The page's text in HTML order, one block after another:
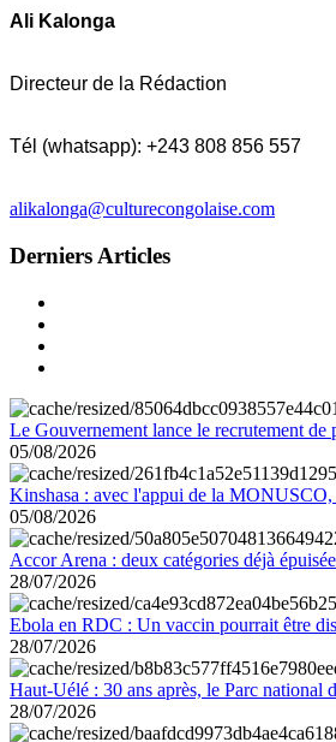
Ali Kalonga
Directeur de la Rédaction
Tél (whatsapp): +243 808 856 557
alikalonga@culturecongolaise.com
Derniers Articles
Le Gouvernement lance le recrutement de
05/08/2026
Kinshasa : avec l'appui de la
05/08/2026
Accor Arena : deux catégories déjà
28/07/2026
Ebola en RDC : Un vaccin pourrait être
28/07/2026
Haut-Uélé : 30 ans après, le Parc
28/07/2026